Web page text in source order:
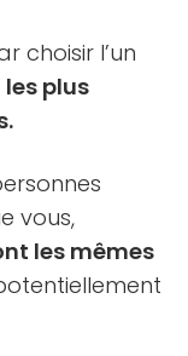
choisir l’un
les plus
vous,
les mêmes